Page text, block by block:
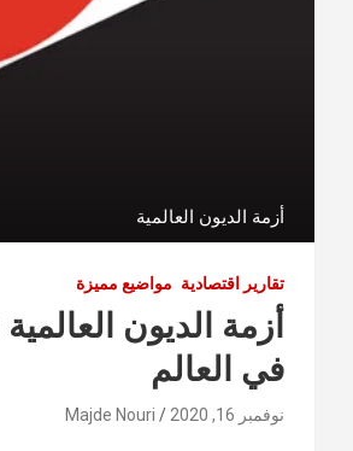
أزمة الديون العالمية
تقارير اقتصادية مواضيع مميزة
أزمة الديون
في العالم
نوفمبر 16, 2020 Majde Nouri